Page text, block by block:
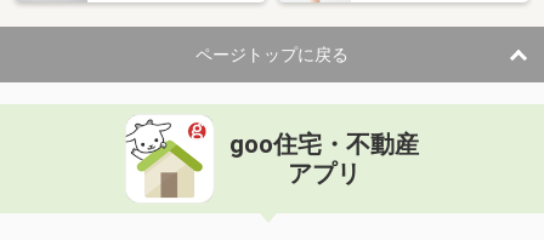
ページトップに戻る
goo住宅・不動産
アプリ